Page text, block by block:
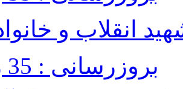
انقلاب و
بروزرسانی : 35 روز پیش